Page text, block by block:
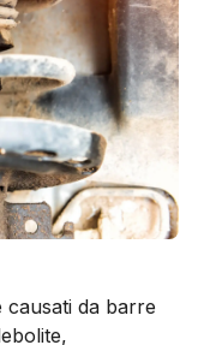
causati da barre